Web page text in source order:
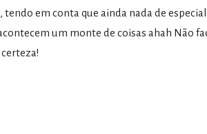
em conta que ainda nada de
um monte de coisas ahah Não